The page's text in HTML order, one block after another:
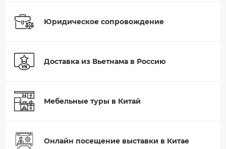
Юридическое сопровождение
Доставка из Вьетнама в Россию
Мебельные туры в Китай
Онлайн посещение выставки в Китае